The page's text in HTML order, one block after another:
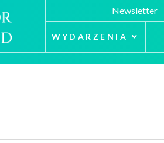
Newsletter
WYDARZENIA